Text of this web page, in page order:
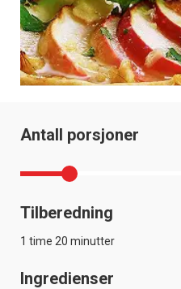
Antall porsjoner
Tilberedning
1 time 20 minutter
Ingredienser